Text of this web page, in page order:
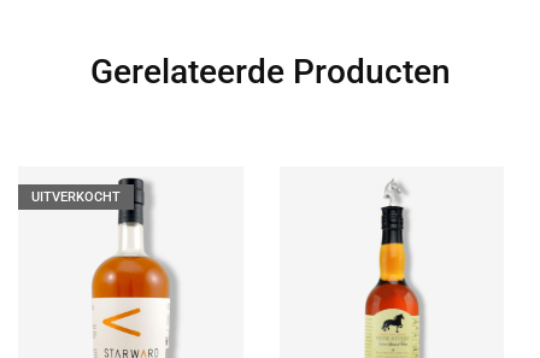
Gerelateerde Producten
UITVERKOCHT